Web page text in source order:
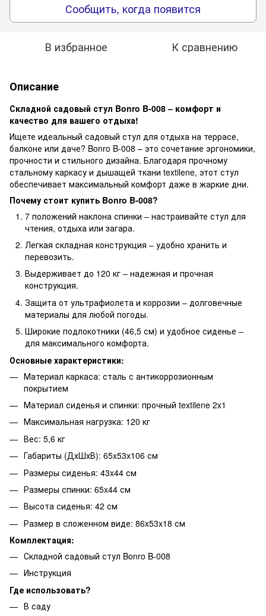
Сообщить, когда появится
В избранное К сравнению
Описание
Складной садовый стул Bonro B-008 – комфорт и
качество для вашего отдыха!
Ищете идеальный садовый стул для отдыха на террасе,
балконе или даче? Bonro B-008 – это сочетание эргономики,
прочности и стильного дизайна. Благодаря прочному
стальному каркасу и дышащей ткани textilene, этот стул
обеспечивает максимальный комфорт даже в жаркие дни.
Почему стоит купить Bonro B-008?
7 положений наклона спинки – настраивайте стул для
чтения, отдыха или загара.
Легкая складная конструкция – удобно хранить и
перевозить.
Выдерживает до 120 кг – надежная и прочная
конструкция.
Защита от ультрафиолета и коррозии – долговечные
материалы для любой погоды.
Широкие подлокотники (46,5 см) и удобное сиденье –
для максимального комфорта.
Основные характеристики:
Материал каркаса: сталь с антикоррозионным
покрытием
Материал сиденья и спинки: прочный textilene 2x1
Максимальная нагрузка: 120 кг
Вес: 5,6 кг
Габариты (ДхШхВ): 65x53x106 см
Размеры сиденья: 43x44 см
Размеры спинки: 65x44 см
Высота сиденья: 42 см
Размер в сложенном виде: 86x53x18 см
Комплектация:
Складной садовый стул Bonro B-008
Инструкция
Где использовать?
В саду